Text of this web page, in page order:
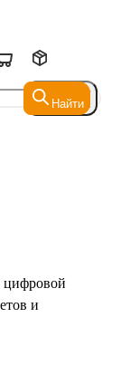
Найти
Найти
цифровой
и